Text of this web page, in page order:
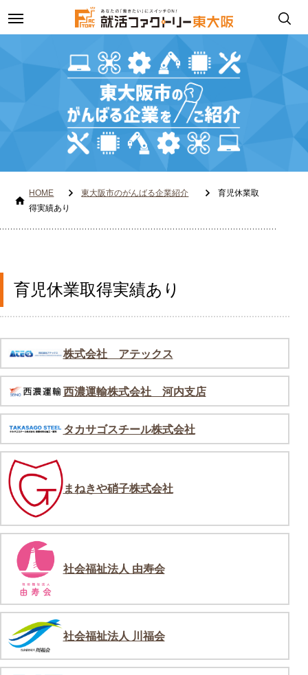
toggle
navigation
HOME 東大阪市のがんばる企業紹介
育児休業取
得実績あり
育児休業取得実績あり
株式会社 アテックス
西濃運輸株式会社 河内支店
タカサゴスチール株式会社
まねきや硝子株式会社
社会福祉法人 由寿会
社会福祉法人 川福会